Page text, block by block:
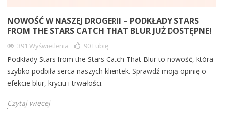
NOWOŚĆ W NASZEJ DROGERII – PODKŁADY STARS
FROM THE STARS CATCH THAT BLUR JUŻ DOSTĘPNE!
391 Wyświetlenia 90 Lubię
Podkłady Stars from the Stars Catch That Blur to nowość, która
szybko podbiła serca naszych klientek. Sprawdź moją opinię o
efekcie blur, kryciu i trwałości.
Czytaj więcej